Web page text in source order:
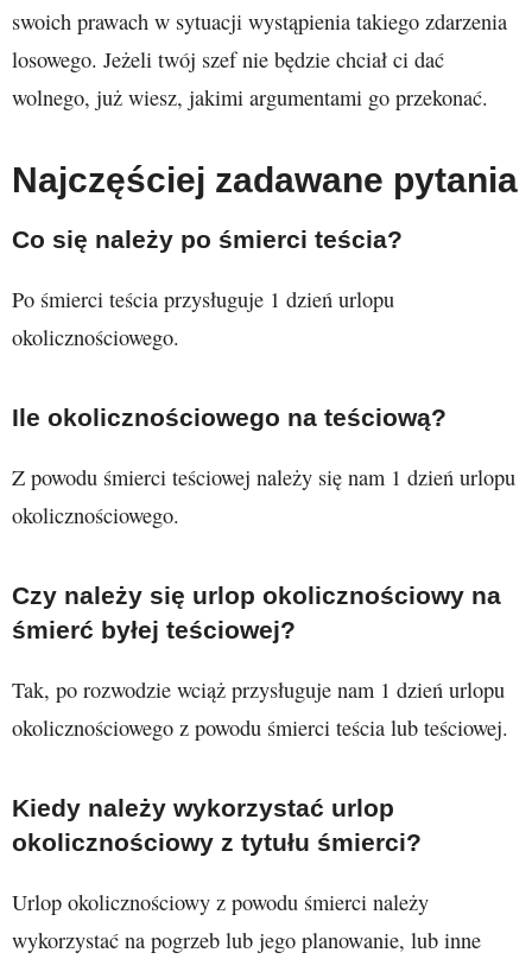
swoich prawach w sytuacji wystąpienia takiego zdarzenia
losowego. Jeżeli twój szef nie będzie chciał ci dać
wolnego, już wiesz, jakimi argumentami go przekonać.
Najczęściej zadawane pytania
Co się należy po śmierci teścia?
Po śmierci teścia przysługuje 1 dzień urlopu
okolicznościowego.
Ile okolicznościowego na teściową?
Z powodu śmierci teściowej należy się nam 1 dzień urlopu
okolicznościowego.
Czy należy się urlop okolicznościowy na
śmierć byłej teściowej?
Tak, po rozwodzie wciąż przysługuje nam 1 dzień urlopu
okolicznościowego z powodu śmierci teścia lub teściowej.
Kiedy należy wykorzystać urlop
okolicznościowy z tytułu śmierci?
Urlop okolicznościowy z powodu śmierci należy
wykorzystać na pogrzeb lub jego planowanie, lub inne